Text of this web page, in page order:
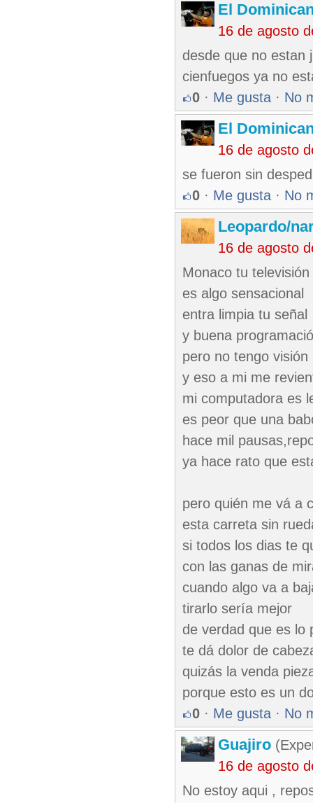
El
16 de agosto
desde que no estan
cienfuegos ya no
0 · Me gusta · No
El
16 de agosto
se fueron sin
0 · Me gusta · No
Leopardo/
16 de agosto
Monaco tu televisión
es algo sensacional
entra limpia tu señal
y buena
pero no tengo visión
y eso a mi me
mi computadora es
es peor que una
hace mil
ya hace rato que
pero quién me vá a
esta carreta sin
si todos los dias te
con las ganas de
cuando algo va a
tirarlo sería mejor
de verdad que es lo
te dá dolor de
quizás la venda
porque esto es un
0 · Me gusta · No
Guajiro
16 de agosto
No estoy aqui ,